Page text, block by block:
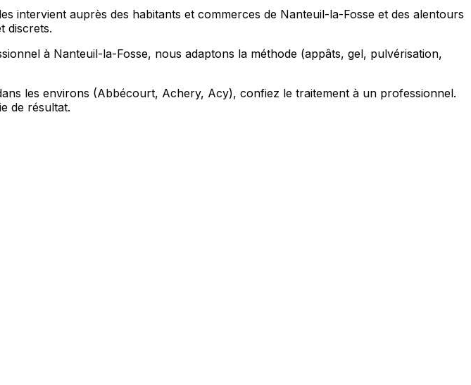
intervient auprès des habitants et commerces de Nanteuil-la-Fosse et des alentours
discrets.
à Nanteuil-la-Fosse, nous adaptons la méthode (appâts, gel, pulvérisation,
les environs (Abbécourt, Achery, Acy), confiez le traitement à un professionnel.
de résultat.